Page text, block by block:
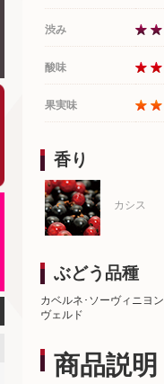
渋み
酸味
果実味
香り
カシス
ぶどう品種
カベルネ･ソーヴィニヨ
ヴェルド
商品説明